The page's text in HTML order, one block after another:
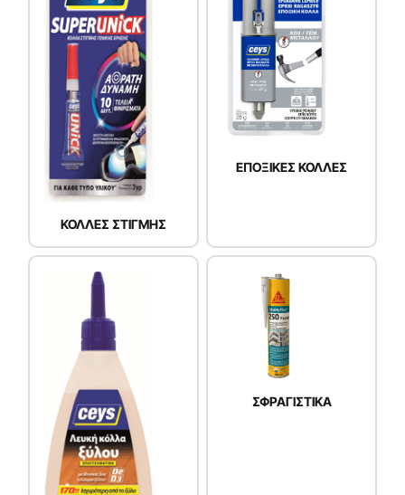
ΚΟΛΛΕΣ ΣΤΙΓΜΗΣ
ΕΠΟΞΙΚΕΣ ΚΟΛΛΕΣ
ΣΦΡΑΓΙΣΤΙΚΑ